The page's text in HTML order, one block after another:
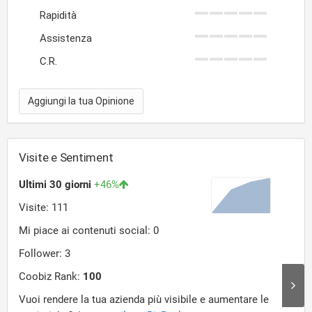
Rapidità
Assistenza
C.R.
Aggiungi la tua Opinione
Visite e Sentiment